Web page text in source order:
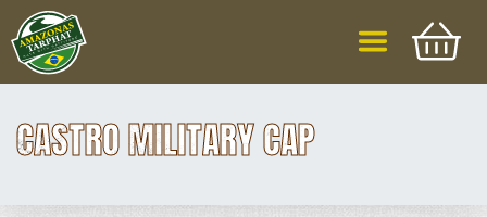
CASTRO MILITARY CAP